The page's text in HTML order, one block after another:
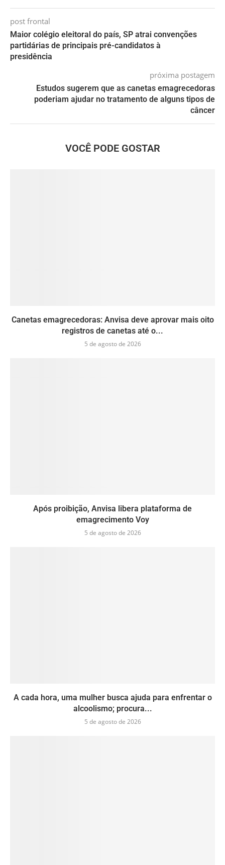
post frontal
Maior colégio eleitoral do país, SP atrai convenções
partidárias de principais pré-candidatos à
presidência
próxima postagem
Estudos sugerem que as canetas emagrecedoras
poderiam ajudar no tratamento de alguns tipos de
câncer
VOCÊ PODE GOSTAR
Canetas emagrecedoras: Anvisa deve aprovar mais oito
registros de canetas até o...
5 de agosto de 2026
Após proibição, Anvisa libera plataforma de
emagrecimento Voy
5 de agosto de 2026
A cada hora, uma mulher busca ajuda para enfrentar o
alcoolismo; procura...
5 de agosto de 2026